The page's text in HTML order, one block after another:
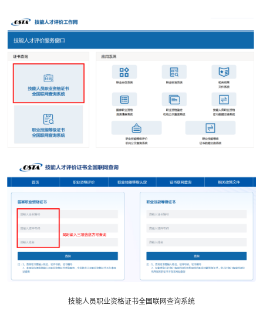
技能人员职业资格证书全国联网查询系统